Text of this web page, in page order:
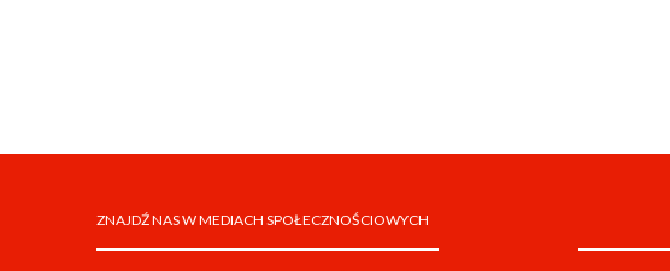
ZNAJDŹ NAS W MEDIACH SPOŁECZNOŚCIOWYCH